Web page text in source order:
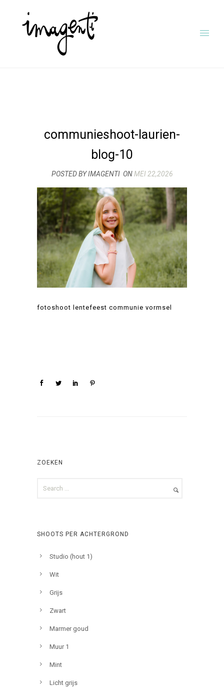
communieshoot-laurien-
blog-10
POSTED BY IMAGENTI ONMEI 22,2026
fotoshoot lentefeest communie vormsel
ZOEKEN
SHOOTS PER ACHTERGROND
Studio (hout 1)
Wit
Grijs
Zwart
Marmer goud
Muur 1
Mint
Licht grijs